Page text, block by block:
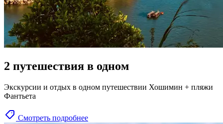
2 путешествия в одном
Экскурсии и отдых в одном путешествии Хошимин + пляжи
Фантьета
Смотреть подробнее